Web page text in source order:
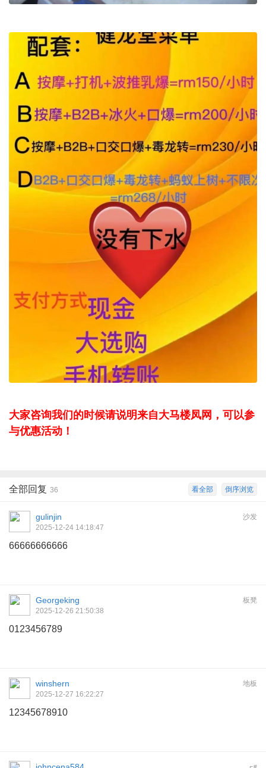
大家咨询我们的时候请说明来自大马楼凤网，可以参
与优惠活动！
倒序浏览
看全部
全部回复 36
沙发
gulinjin
2025-12-24 14:18:47
66666666666
板凳
Georgeking
2025-12-26 21:50:38
0123456789
地板
winshern
2025-12-27 16:22:27
12345678910
#